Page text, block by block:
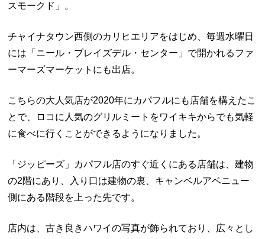
スモークド」。
チャイナタウン西側のカリヒエリアをはじめ、毎週水曜日
には「ニール・ブレイズデル・センター」で開かれるファ
ーマーズマーケットにも出店。
こちらの大人気店が2020年にカパフルにも店舗を構えたこ
とで、ロコに人気のグリルミートをワイキキからでも気軽
に食べに行くことができるようになりました。
「ジッピーズ」カパフル店のすぐ近くにある店舗は、建物
の2階にあり、入り口は建物の裏、キャンベルアベニュー
側にある階段を上った先です。
店内は、古き良きハワイの写真が飾られており、広々とし